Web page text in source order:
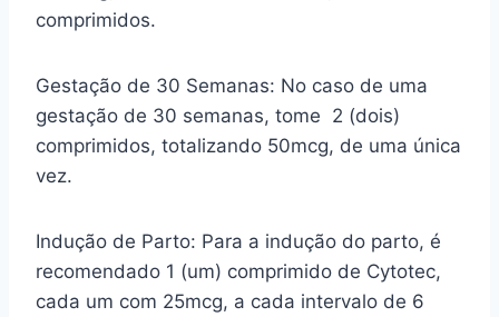
comprimidos.
Gestação de 30 Semanas: No caso de uma
gestação de 30 semanas, tome 2 (dois)
comprimidos, totalizando 50mcg, de uma única
vez.
Indução de Parto: Para a indução do parto, é
recomendado 1 (um) comprimido de Cytotec,
cada um com 25mcg, a cada intervalo de 6